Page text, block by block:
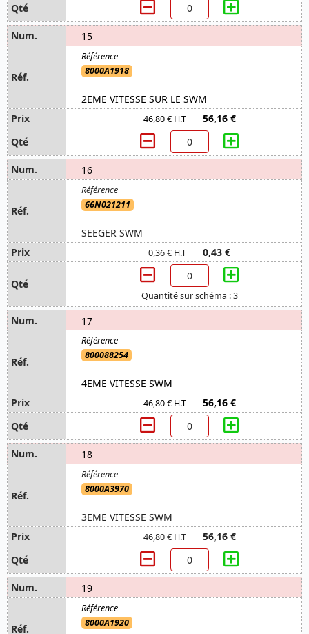
15
8000A1918
2EME VITESSE SUR LE SWM
46,80 € H.T 56,16 €
16
66N021211
SEEGER SWM
0,36 € H.T 0,43 €
Quantité sur schéma : 3
17
800088254
4EME VITESSE SWM
46,80 € H.T 56,16 €
18
8000A3970
3EME VITESSE SWM
46,80 € H.T 56,16 €
19
8000A1920